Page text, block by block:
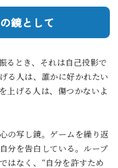
鏡として
るとき、それは自己投影で
る人は、誰かに好かれたい
上げる人は、傷つかないよ
の写し鏡。ゲームを繰り返
分を告白している。ループ
はなく、“自分を許すため